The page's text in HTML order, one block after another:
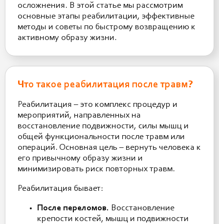
осложнения. В этой статье мы рассмотрим
основные этапы реабилитации, эффективные
методы и советы по быстрому возвращению к
активному образу жизни.
Что такое реабилитация после травм?
Реабилитация – это комплекс процедур и
мероприятий, направленных на
восстановление подвижности, силы мышц и
общей функциональности после травм или
операций. Основная цель – вернуть человека к
его привычному образу жизни и
минимизировать риск повторных травм.
Реабилитация бывает:
После переломов. Восстановление
крепости костей, мышц и подвижности